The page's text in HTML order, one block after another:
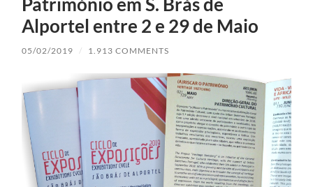
Património em S. Brás de
Alportel entre 2 e 29 de Maio
05/02/2019 / 1.913 COMMENTS